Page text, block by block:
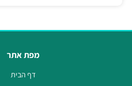
מפת אתר
דף הבית